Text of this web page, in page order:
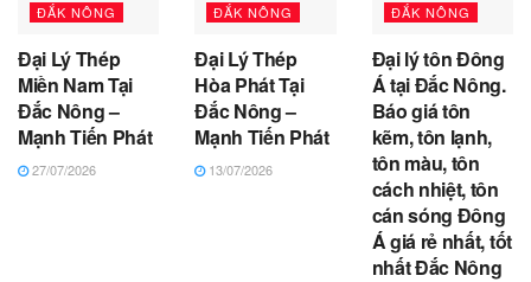
ĐẮK NÔNG
Đại Lý Thép
Miền Nam Tại
Đắc Nông –
Mạnh Tiến Phát
27/07/2026
ĐẮK NÔNG
Đại Lý Thép
Hòa Phát Tại
Đắc Nông –
Mạnh Tiến Phát
13/07/2026
ĐẮK NÔNG
Đại lý tôn Đông
Á tại Đắc Nông.
Báo giá tôn
kẽm, tôn lạnh,
tôn màu, tôn
cách nhiệt, tôn
cán sóng Đông
Á giá rẻ nhất, tốt
nhất Đắc Nông